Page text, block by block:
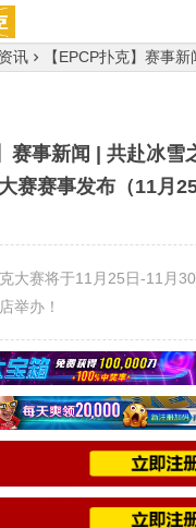
讯 【EPCP扑克】赛事新闻 | 共赴冰雪之约！CCL崇
赛事新闻 | 共赴冰雪
赛赛事发布（11月25
大赛将于11月25日-11月
举办！